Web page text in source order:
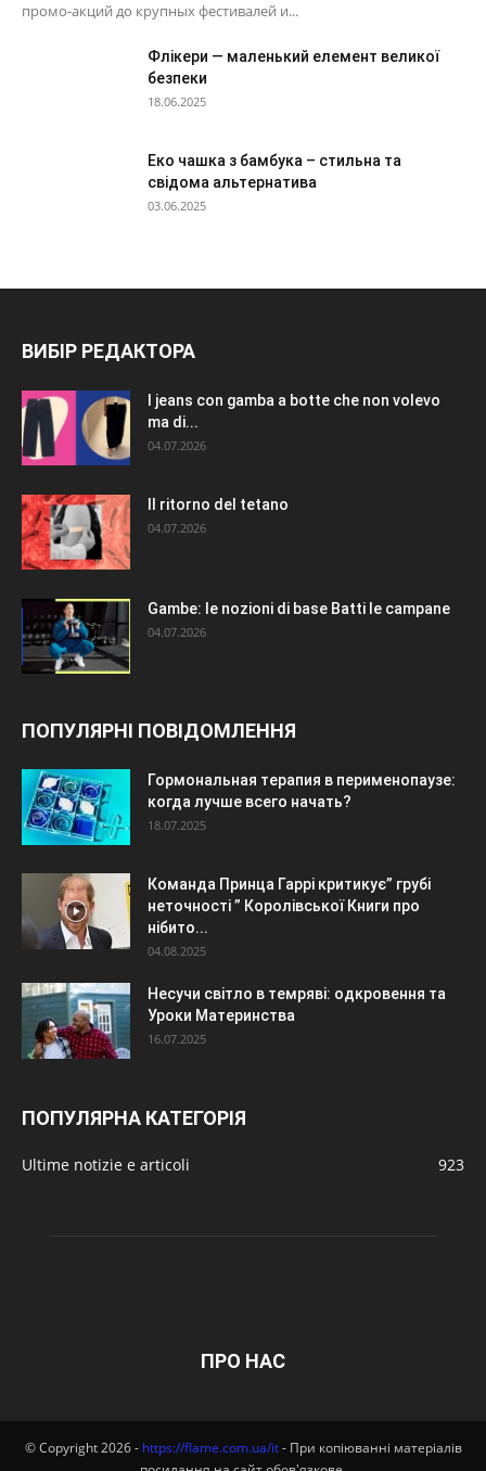
промо-акций до крупных фестивалей и...
Флікери — маленький елемент великої
безпеки
18.06.2025
Еко чашка з бамбука – стильна та
свідома альтернатива
03.06.2025
ВИБІР РЕДАКТОРА
I jeans con gamba a botte che non volevo
ma di...
04.07.2026
Il ritorno del tetano
04.07.2026
Gambe: le nozioni di base Batti le campane
04.07.2026
ПОПУЛЯРНІ ПОВІДОМЛЕННЯ
Гормональная терапия в перименопаузе:
когда лучше всего начать?
18.07.2025
Команда Принца Гаррі критикує” грубі
неточності ” Королівської Книги про
нібито...
04.08.2025
Несучи світло в темряві: одкровення та
Уроки Материнства
16.07.2025
ПОПУЛЯРНА КАТЕГОРІЯ
Ultime notizie e articoli 923
ПРО НАС
© Copyright 2026 - https://flame.com.ua/it- При копіюванні матеріалів